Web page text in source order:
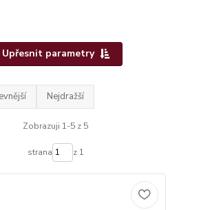
Upřesnit parametry
Nejdražší
Zobrazuji 1-5 z 5
strana z 1